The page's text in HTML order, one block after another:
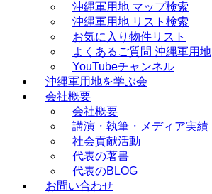
沖縄軍用地 マップ検索
沖縄軍用地 リスト検索
お気に入り物件リスト
よくあるご質問 沖縄軍用地
YouTubeチャンネル
沖縄軍用地を学ぶ会
会社概要
会社概要
講演・執筆・メディア実績
社会貢献活動
代表の著書
代表のBLOG
お問い合わせ